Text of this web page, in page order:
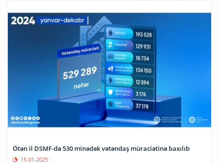
Ötən il DSMF-də 530 minədək vətəndaş müraciətinə baxılıb
15-01-2025